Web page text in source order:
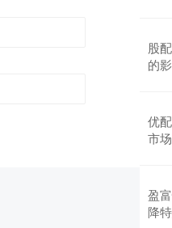
股
的
优
市
盈
降